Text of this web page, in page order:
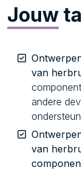
Jouw
van
andere
van